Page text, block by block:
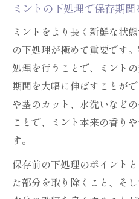
ミントの下処理で保存期
ミントをより長く新鮮な状
の下処理が極めて重要です
処理を行うことで、ミント
期間を大幅に伸ばすことが
や茎のカット、水洗いなど
ことで、ミント本来の香り
す。
保存前の下処理のポイント
た部分を取り除くこと、そ